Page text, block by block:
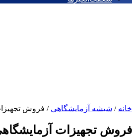
خانه / شیشه آزمایشگاهی / فروش
فروش تجهیزات